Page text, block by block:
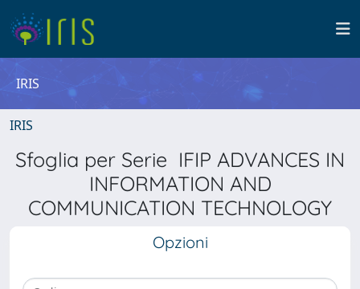
IRIS
IRIS
Sfoglia per Serie IFIP ADVANCES IN
INFORMATION AND
COMMUNICATION TECHNOLOGY
Opzioni